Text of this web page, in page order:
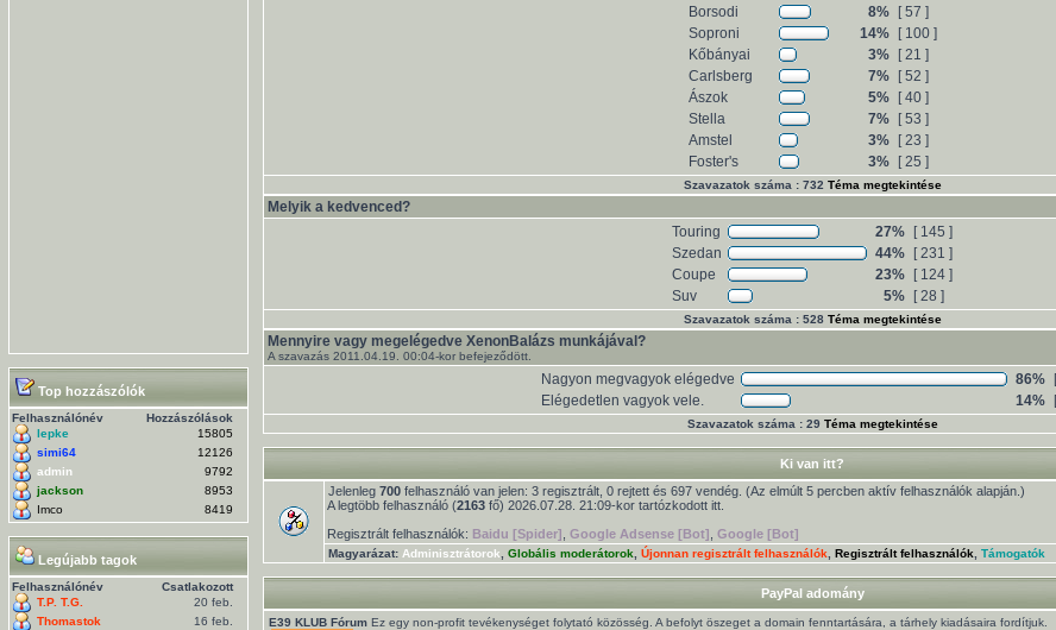
Top hozzászólók
Felhasználónév
Hozzászólások
lepke
15805
simi64
12126
admin
9792
jackson
8953
Imco
8419
Legújabb tagok
Felhasználónév
Csatlakozott
T.P. T.G.
20 feb.
Thomastok
16 feb.
Borsodi
8%
[ 57 ]
Soproni
14%
[ 100 ]
Kőbányai
3%
[ 21 ]
Carlsberg
7%
[ 52 ]
Ászok
5%
[ 40 ]
Stella
7%
[ 53 ]
Amstel
3%
[ 23 ]
Foster's
3% [ 25 ]
Szavazatok száma : 732 Téma megtekintése
Melyik a kedvenced?
Touring
27%
[ 145 ]
Szedan
44%
[ 231 ]
Coupe
23%
[ 124 ]
Suv
5% [ 28 ]
Szavazatok száma : 528 Téma megtekintése
Mennyire vagy megelégedve XenonBalázs munkájával?
A szavazás 2011.04.19. 00:04-kor befejeződött.
Nagyon megvagyok elégedve 86%
Elégedetlen vagyok vele.
14%
Szavazatok száma : 29 Téma megtekintése
Ki van itt?
Jelenleg 700 felhasználó van jelen: 3 regisztrált, 0 rejtett és 697 vendég. (Az elmúlt 5 percben aktív felhasználók alapján.)
A legtöbb felhasználó (2163 fő) 2026.07.28. 21:09-kor tartózkodott itt.
Regisztrált felhasználók: Baidu [Spider] Google Adsense [Bot] Google [Bot]
Magyarázat: Adminisztrátorok Globális moderátorok Újonnan regisztrált felhasználók Regisztrált felhasználók Támogatók
PayPal adomány
E39 KLUB Fórum Ez egy non-profit tevékenységet folytató közösség. A befolyt öszeget a domain fenntartására, a tárhely kiadásaira fordítjuk.